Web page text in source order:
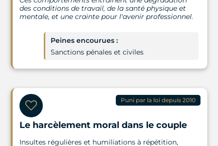
des conditions de travail, de la santé physique et
mentale, et une crainte pour l'avenir professionnel.
Peines encourues :
Sanctions pénales et civiles
Puni par la loi depuis 2010
Le harcèlement moral dans le couple
Insultes régulières et humiliations à répétition,